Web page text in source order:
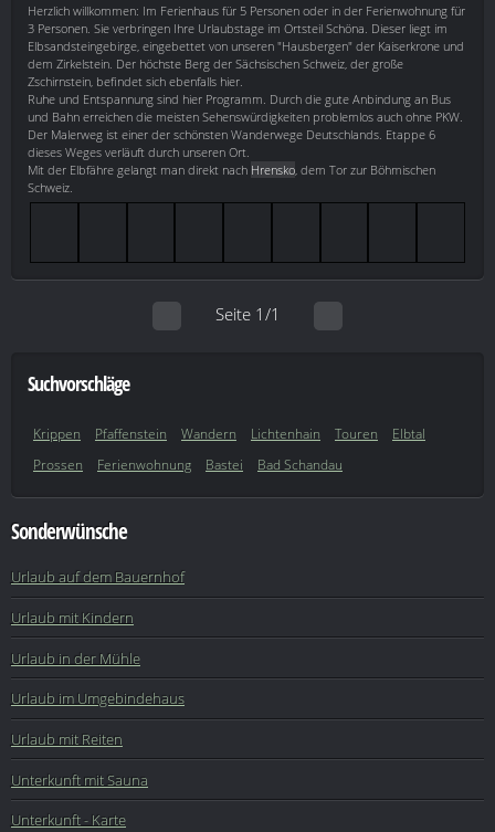
Herzlich willkommen: Im Ferienhaus für 5 Personen oder in der Ferienwohnung für
3 Personen. Sie verbringen Ihre Urlaubstage im Ortsteil Schöna. Dieser liegt im
Elbsandsteingebirge, eingebettet von unseren "Hausbergen" der Kaiserkrone und
dem Zirkelstein. Der höchste Berg der Sächsischen Schweiz, der große
Zschirnstein, befindet sich ebenfalls hier.
Ruhe und Entspannung sind hier Programm. Durch die gute Anbindung an Bus
und Bahn erreichen die meisten Sehenswürdigkeiten problemlos auch ohne PKW.
Der Malerweg ist einer der schönsten Wanderwege Deutschlands. Etappe 6
dieses Weges verläuft durch unseren Ort.
Mit der Elbfähre gelangt man direkt nach Hrensko , dem Tor zur Böhmischen
Schweiz.
Seite 1/1
Suchvorschläge
Krippen Pfaffenstein Wandern Lichtenhain Touren
Elbtal
Prossen
Ferienwohnung Bastei Bad Schandau
Sonderwünsche
Urlaub auf dem Bauernhof
Urlaub mit Kindern
Urlaub in der Mühle
Urlaub im Umgebindehaus
Urlaub mit Reiten
Unterkunft mit Sauna
Unterkunft - Karte